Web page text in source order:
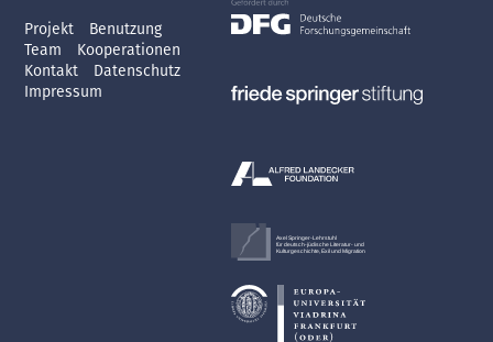
Projekt
Benutzung
Team
Kooperationen
Kontakt
Datenschutz
Impressum
Axel Springer-Lehrstuhl
für deutsch-jüdische Literatur- und
Kulturgeschichte, Exil und Migration